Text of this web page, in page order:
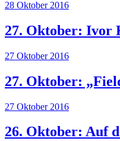
28 Oktober 2016
27. Oktober: Ivor
27 Oktober 2016
27. Oktober:
27 Oktober 2016
26. Oktober: Auf